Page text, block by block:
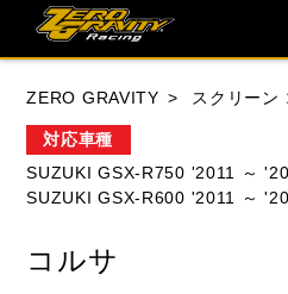
KAWASAKI
ZERO GRAVITY スクリーン
対応車種
SUZUKI GSX-R750 '2011 ～
SUZUKI GSX-R600 '2011 ～
コルサ